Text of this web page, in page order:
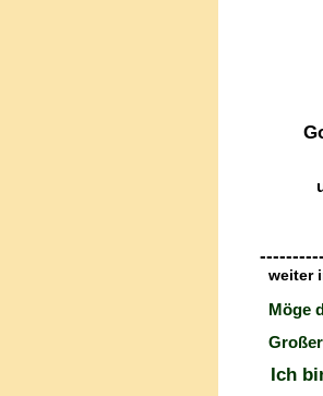
und
weiter
Möge
Ich